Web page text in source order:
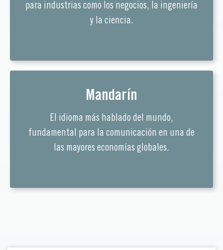
para industrias como los negocios, la ingeniería
y la ciencia.
Mandarín
El idioma más hablado del mundo,
fundamental para la comunicación en una de
las mayores economías globales.